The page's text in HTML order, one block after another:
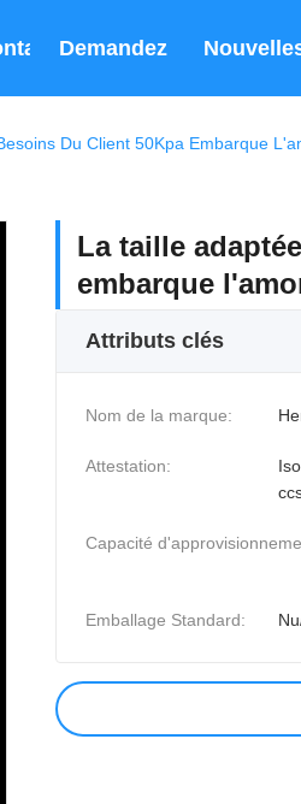
Demandez Un Devis
Du Client 50Kpa Embarque
La taille
embarque
Attributs clés
Nom de la marque:
Attestation:
Capacité
Emballage Standard: